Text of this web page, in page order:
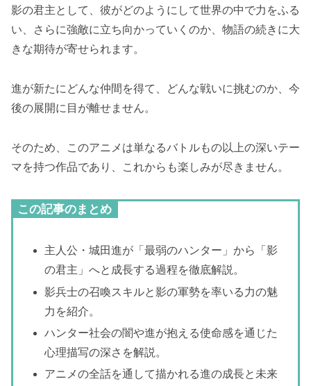
影の君主として、彼がどのようにして世界の中で力をふる
い、さらに強敵に立ち向かっていくのか、物語の続きに大
きな期待が寄せられます。
進が新たにどんな仲間を得て、どんな戦いに挑むのか、今
後の展開に目が離せません。
そのため、このアニメは単なるバトルもの以上の深いテー
マを持つ作品であり、これからも楽しみが尽きません。
この記事のまとめ
主人公・城田進が「最弱のハンター」から「影
の君主」へと成長する過程を徹底解説。
影兵士の召喚スキルと影の軍勢を率いる力の魅
力を紹介。
ハンター社会の闇や進が抱える使命感を通じた
心理描写の深さを解説。
アニメの全話を通して描かれる進の成長と未来